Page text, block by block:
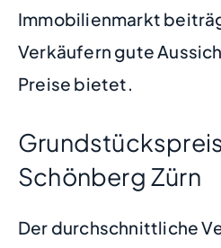
Immobilienmarkt
Verkäufern gute
Preise bietet.
Schönberg Zürn
Der durchschnittliche